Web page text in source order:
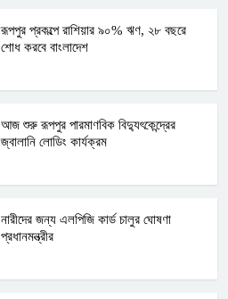
রূপপুর প্রকল্পে রাশিয়ার ৯০% ঋণ, ২৮ বছরে
শোধ করবে বাংলাদেশ
আজ শুরু রূপপুর পারমাণবিক বিদ্যুৎকেন্দ্রের
জ্বালানি লোডিং কার্যক্রম
নারীদের জন্য এলপিজি কার্ড চালুর ঘোষণা
প্রধানমন্ত্রীর